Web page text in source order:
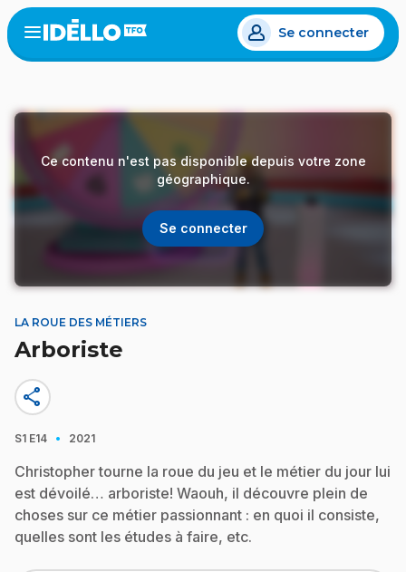
Aller
au
contenu
Open
menu
Se connecter
Ce contenu n'est pas disponible depuis votre zone
géographique.
Se connecter
LA ROUE DES MÉTIERS
Arboriste
share
S1 E14 · 2021
Christopher tourne la roue du jeu et le métier du jour lui
est dévoilé… arboriste! Waouh, il découvre plein de
choses sur ce métier passionnant : en quoi il consiste,
quelles sont les études à faire, etc.